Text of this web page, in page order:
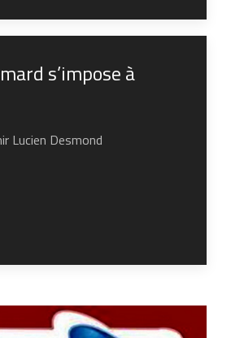
s’impose à
Lucien Desmond